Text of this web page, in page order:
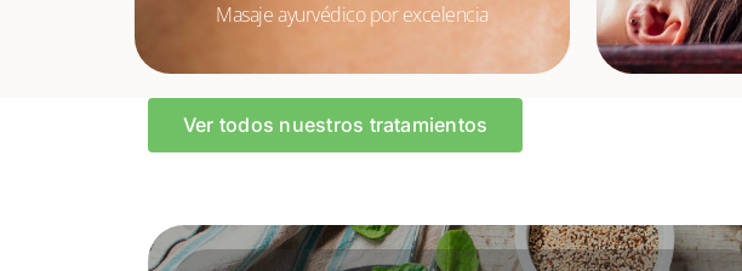
Masaje ayurvédico por excelencia
Ver todos nuestros tratamientos